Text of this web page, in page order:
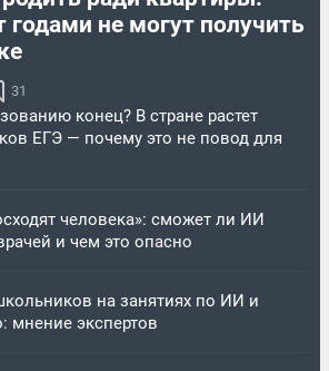
годами не могут получить
31
конец? В стране растет
ЕГЭ — почему это не повод для
человека»: сможет ли ИИ
и чем это опасно
на занятиях по ИИ и
мнение экспертов